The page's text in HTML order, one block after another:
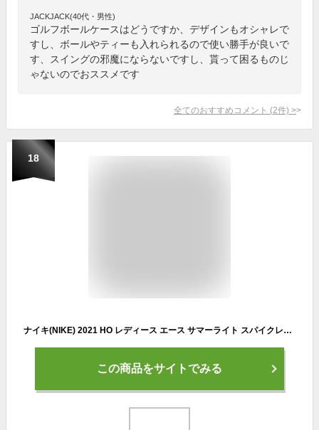
JACKJACK(40代・男性)
ゴルフボールケースはどうですか、デザインもオシャレで
すし、ボールやティーも入れられるので使い勝手が良いで
す、スイングの邪魔にならないですし、貰って困るものじ
ゃないのでおススメです
全てのおすすめコメント (2件) >
18
ナイキ(NIKE) 2021 HO レディース エース サマーライト スパイクレス ゴルフシューズ Wide DC0101-001 ブラック×Mゴールド(21y11m)[次回使えるクーポンプレゼント]
この商品をサイトでみる